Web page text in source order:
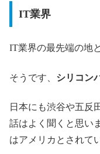
IT業界
IT業界の最先端の地
そうです、 シリコン
日本にも渋谷や五反
話はよく聞くと思い
はアメリカとされて